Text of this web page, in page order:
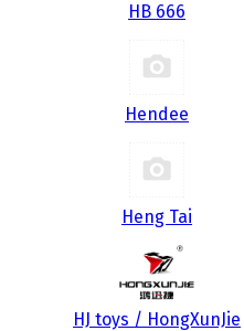
HB 666
Hendee
Heng Tai
HJ toys / HongXunJie